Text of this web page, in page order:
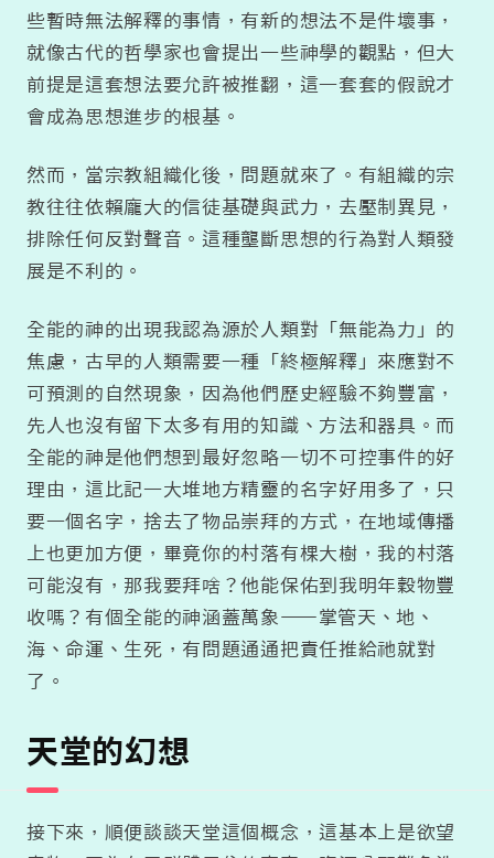
些暫時無法解釋的事情，有新的想法不是件壞事，
就像古代的哲學家也會提出一些神學的觀點，但大
前提是這套想法要允許被推翻，這一套套的假說才
會成為思想進步的根基。
然而，當宗教組織化後，問題就來了。有組織的宗
教往往依賴龐大的信徒基礎與武力，去壓制異見，
排除任何反對聲音。這種壟斷思想的行為對人類發
展是不利的。
全能的神的出現我認為源於人類對「無能為力」的
焦慮，古早的人類需要一種「終極解釋」來應對不
可預測的自然現象，因為他們歷史經驗不夠豐富，
先人也沒有留下太多有用的知識、方法和器具。而
全能的神是他們想到最好忽略一切不可控事件的好
理由，這比記一大堆地方精靈的名字好用多了，只
要一個名字，捨去了物品崇拜的方式，在地域傳播
上也更加方便，畢竟你的村落有棵大樹，我的村落
可能沒有，那我要拜啥？他能保佑到我明年穀物豐
收嗎？有個全能的神涵蓋萬象——掌管天、地、
海、命運、生死，有問題通通把責任推給祂就對
了。
天堂的幻想
接下來，順便談談天堂這個概念，這基本上是欲望